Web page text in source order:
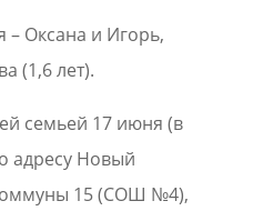
Оксана и Игорь,
(1,6 лет).
семьей 17 июня (в
Новый
15 (СОШ №4),